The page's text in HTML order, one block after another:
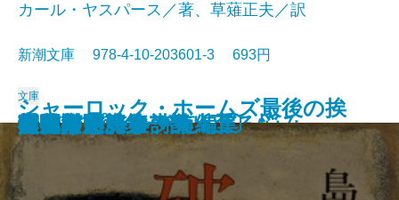
春の城
桜の実の熟する時
千曲川のスケッチ
シャーロック・ホームズ最後の挨
拶
人間の土地
クヌルプ
夜明け前 第二部〔下〕
夜明け前 第二部〔上〕
小さき者へ・生れ出づる悩み
哲学入門
カール・ヤスパース／著、草薙正夫／訳
新潮文庫 978-4-10-203601-3 693円
文庫
破戒
夜明け前 第一部〔上〕
夜明け前 第一部〔下〕
肉体の悪魔
青春は美わし
コクトー詩集
アポリネール詩集
人生論ノート
異邦人
スタインベック短編集